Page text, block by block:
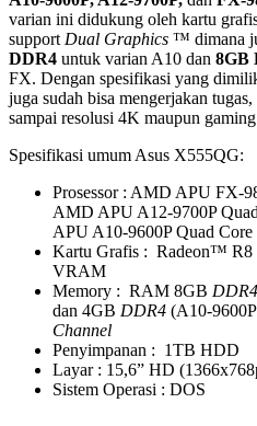
varian ini didukung oleh kartu
support Dual Graphics ™ dimana
DDR4 untuk varian A10 dan 8GB
FX. Dengan spesifikasi yang
juga sudah bisa mengerjakan
sampai resolusi 4K maupun
Spesifikasi umum Asus X555QG:
Prosessor : AMD APU FX-
AMD APU A12-9700P
APU A10-9600P Quad
Kartu Grafis : Radeon™
VRAM
Memory : RAM 8GB DDR4
dan 4GB DDR4 (A10-
Channel
Penyimpanan : 1TB HDD
Layar : 15,6” HD
Sistem Operasi : DOS